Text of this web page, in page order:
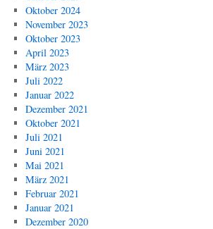
Oktober 2024
November 2023
Oktober 2023
April 2023
März 2023
Juli 2022
Januar 2022
Dezember 2021
Oktober 2021
Juli 2021
Juni 2021
Mai 2021
März 2021
Februar 2021
Januar 2021
Dezember 2020